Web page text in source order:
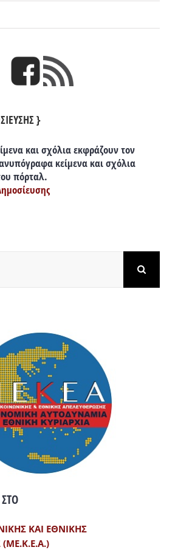
}
και σχόλια εκφράζουν τον
κείμενα και σχόλια
πόρταλ.
ΚΑΙ ΕΘΝΙΚΗΣ